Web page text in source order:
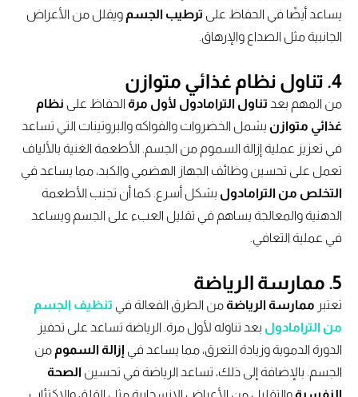
يساعد أيضًا في الحفاظ على
ترطيب الجسمويقلل من الأعراض
الجانبية مثل الصداع والإرهاق.
4. تناول نظام غذائي متوازن
من المهم بعدتناول الترامادول لأول مرةالحفاظ على
نظام
غذائي متوازنيشمل الخضروات والفواكه والبروتينات التي تساعد
في تعزيز عملية إزالة السموم من الجسم. الأطعمة الغنية بالألياف
تعمل على تحسين وظائف الجهاز الهضمي والكبد، مما يساعد في
التخلص من الترامادول بشكل أسرع. كما أن تجنب الأطعمة
الدهنية والمعالجة يساهم في تقليل العبء على الجسم ويساعد
في عملية التعافي.
5. ممارسة الرياضة
تعتبرممارسة الرياضةمن الطرق الفعالة في
تنظيف الجسم
من الترامادول بعد تناوله لأول مرة. الرياضة تساعد على تحفيز
الدورة الدموية وزيادة التعرق، مما يساعد في
إزالة السموممن
الجسم. بالإضافة إلى ذلك، تساعد الرياضة في تحسينالصحة